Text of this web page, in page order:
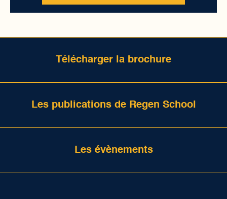
Télécharger la brochure
Les publications de Regen School
Les évènements